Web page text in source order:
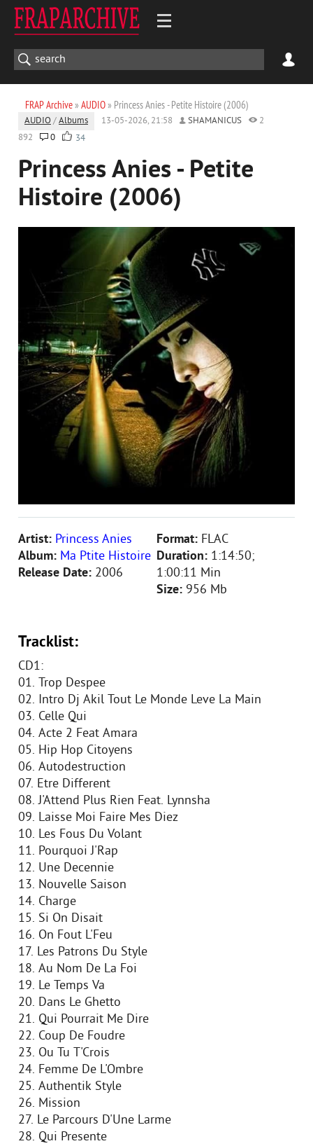
FRAP Archive» AUDIO» Princess Anies - Petite Histoire (2006)
AUDIO /Albums 13-05-2026, 21:58 SHAMANICUS
2
892
0 34
Princess Anies - Petite
Histoire (2006)
Artist: Princess Anies
Album: Ma Ptite Histoire
Release Date: 2006
Format: FLAC
Duration: 1:14:50;
1:00:11 Min
Size: 956 Mb
Tracklist:
CD1:
01. Trop Despee
02. Intro Dj Akil Tout Le Monde Leve La Main
03. Celle Qui
04. Acte 2 Feat Amara
05. Hip Hop Citoyens
06. Autodestruction
07. Etre Different
08. J'Attend Plus Rien Feat. Lynnsha
09. Laisse Moi Faire Mes Diez
10. Les Fous Du Volant
11. Pourquoi J'Rap
12. Une Decennie
13. Nouvelle Saison
14. Charge
15. Si On Disait
16. On Fout L'Feu
17. Les Patrons Du Style
18. Au Nom De La Foi
19. Le Temps Va
20. Dans Le Ghetto
21. Qui Pourrait Me Dire
22. Coup De Foudre
23. Ou Tu T'Crois
24. Femme De L'Ombre
25. Authentik Style
26. Mission
27. Le Parcours D'Une Larme
28. Qui Presente